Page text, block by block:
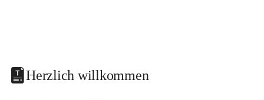
Herzlich willkommen